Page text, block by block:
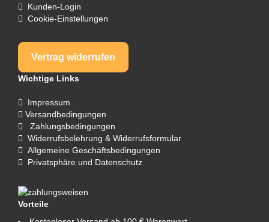
Kunden-Login
Cookie-Einstellungen
Vertrag widerrufen
Wichtige Links
Impressum
Versandbedingungen
Zahlungsbedingungen
Widerrufsbelehrung & Widerrufsformular
Allgemeine Geschäftsbedingungen
Privatsphäre und Datenschutz
Vorteile